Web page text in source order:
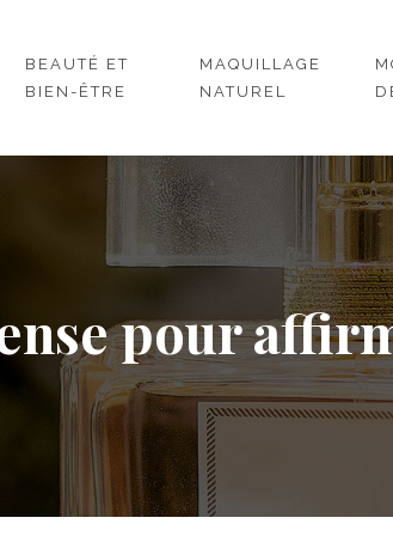
BEAUTÉ ET
BIEN-ÊTRE
MAQUILLAGE
NATUREL
pour